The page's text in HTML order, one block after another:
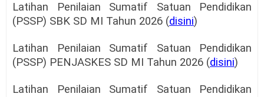
Latihan Penilaian Sumatif Satuan Pendidikan
(PSSP) SBK SD MI Tahun 2026 (disini)
Latihan Penilaian Sumatif Satuan Pendidikan
(PSSP) PENJASKES SD MI Tahun 2026 (disini)
Latihan Penilaian Sumatif Satuan Pendidikan